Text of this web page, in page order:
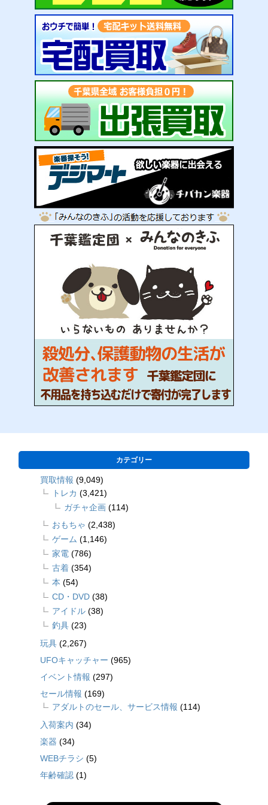
カテゴリー
買取情報 (9,049)
トレカ (3,421)
ガチャ企画 (114)
おもちゃ (2,438)
ゲーム (1,146)
家電 (786)
古着 (354)
本 (54)
CD・DVD (38)
アイドル (38)
釣具 (23)
玩具 (2,267)
UFOキャッチャー (965)
イベント情報 (297)
セール情報 (169)
アダルトのセール、サービス情報 (114)
入荷案内 (34)
楽器 (34)
WEBチラシ (5)
年齢確認 (1)